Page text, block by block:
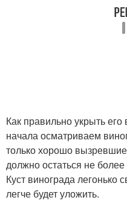
Как правильно укрыть
начала осматриваем
только хорошо
должно остаться не
Куст винограда легонько
легче будет уложить.